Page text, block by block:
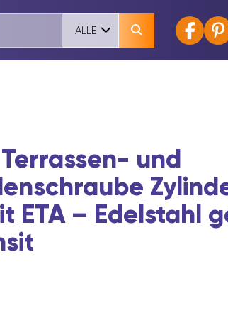
ALLE
Terrassen- und
ETA – Edelstahl